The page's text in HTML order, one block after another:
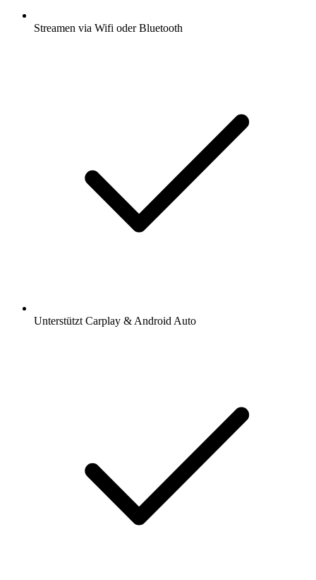
Streamen via Wifi oder Bluetooth
Unterstützt Carplay & Android Auto